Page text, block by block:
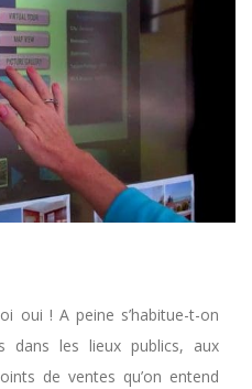
oui ! A peine s’habitue-t-on
dans les lieux publics, aux
de ventes qu’on entend